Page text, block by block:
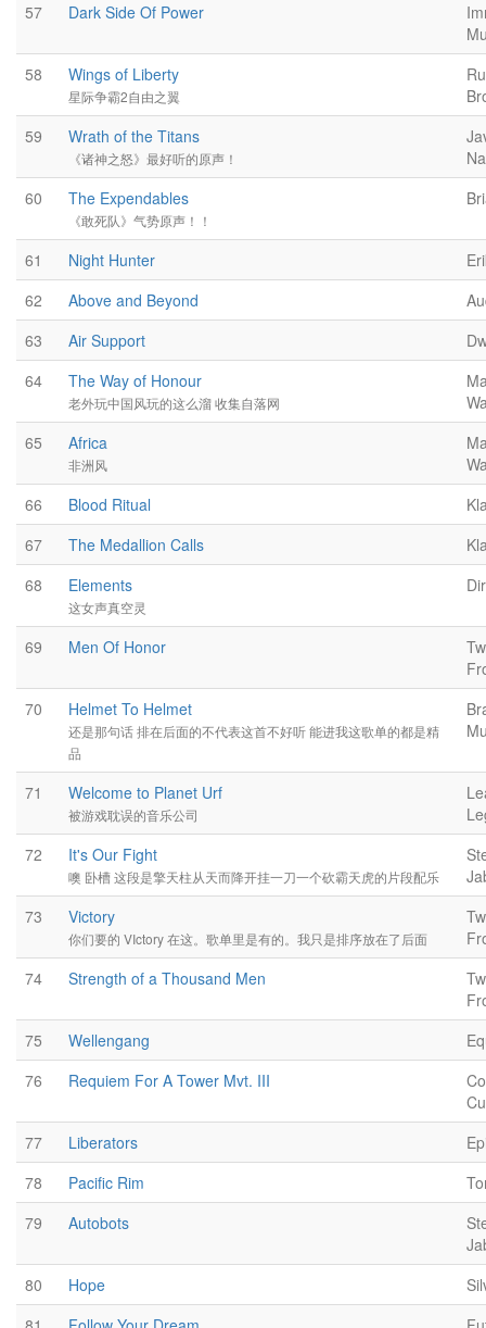
57
Dark Side Of Power
58
Wings of Liberty
星际争霸2自由之翼
59
Wrath of the Titans
《诸神之怒》最好听的原声！
60
The Expendables
《敢死队》气势原声！！
61 Night Hunter
62
Above and Beyond
63
Air Support
64
The Way of Honour
老外玩中国风玩的这么溜 收集自落网
65
Africa
非洲风
66
Blood Ritual
67
The Medallion Calls
68
Elements
这女声真空灵
69 Men Of Honor
70
Helmet To Helmet
还是那句话 排在后面的不代表这首不好听 能进我这歌单的都是精
品
71 Welcome to Planet Urf
被游戏耽误的音乐公司
72
It's Our Fight
噢 卧槽 这段是擎天柱从天而降开挂一刀一个砍霸天虎的片段配乐
73
Victory
你们要的 VIctory 在这。歌单里是有的。我只是排序放在了后面
74
Strength of a Thousand Men
75
Wellengang
76
Requiem For A Tower Mvt. III
77
Liberators
78
Pacific Rim
79
Autobots
80
Hope